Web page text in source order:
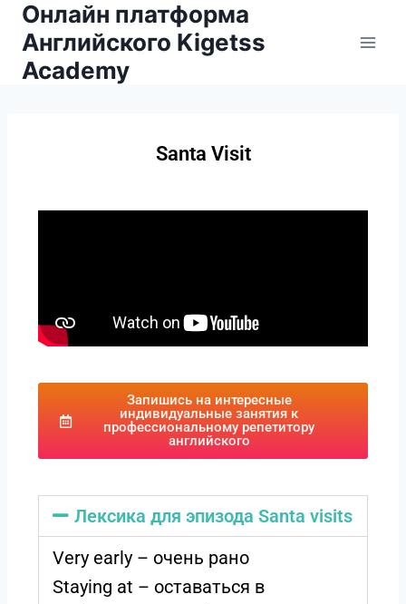
Онлайн платформа
Английского Kigetss
Academy
Santa Visit
Запишись на интересные
индивидуальные занятия к
профессиональному репетитору
английского
Лексика для эпизода Santa visits
Very early – очень рано
Staying at – оставаться в